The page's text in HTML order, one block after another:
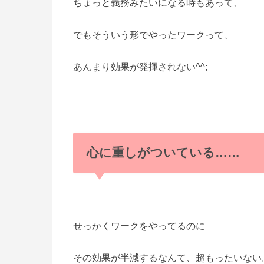
ちょっと義務みたいになる時もあって、
でもそういう形でやったワークって、
あんまり効果が発揮されない^^;
心に重しがついている……
せっかくワークをやってるのに
その効果が半減するなんて、超もったいない